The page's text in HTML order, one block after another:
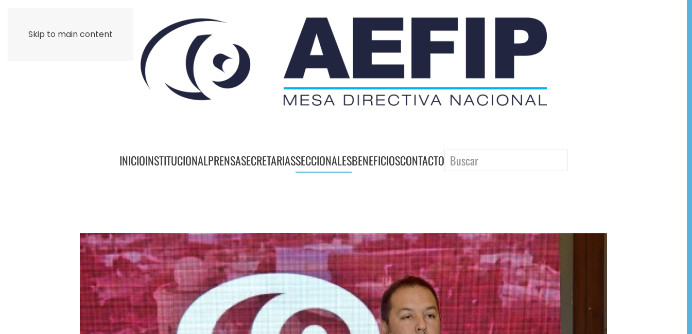
Skip to main content
INICIOINSTITUCIONALPRENSASECRETARIASSECCIONALESBENEFICIOSCONTACTO